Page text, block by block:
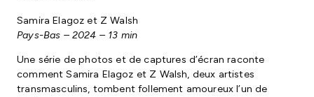
Samira Elagoz et Z Walsh
Pays-Bas – 2024 – 13 min
Une série de photos et de captures d’écran raconte
comment Samira Elagoz et Z Walsh, deux artistes
transmasculins, tombent follement amoureux l’un de